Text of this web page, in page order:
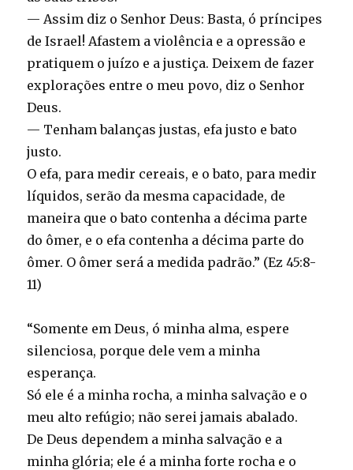
— Assim diz o Senhor Deus: Basta, ó príncipes
de Israel! Afastem a violência e a opressão e
pratiquem o juízo e a justiça. Deixem de fazer
explorações entre o meu povo, diz o Senhor
Deus.
— Tenham balanças justas, efa justo e bato
justo.
O efa, para medir cereais, e o bato, para medir
líquidos, serão da mesma capacidade, de
maneira que o bato contenha a décima parte
do ômer, e o efa contenha a décima parte do
ômer. O ômer será a medida padrão.” (Ez 45:8-
11)
“Somente em Deus, ó minha alma, espere
silenciosa, porque dele vem a minha
esperança.
Só ele é a minha rocha, a minha salvação e o
meu alto refúgio; não serei jamais abalado.
De Deus dependem a minha salvação e a
minha glória; ele é a minha forte rocha e o